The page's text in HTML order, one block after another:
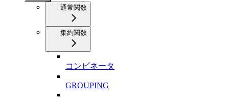
通常関数
集約関数
コンビネータ
GROUPING